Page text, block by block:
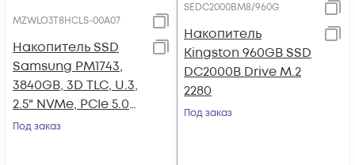
MZWLO3T8HCLS-00A07
Накопитель SSD
Samsung PM1743,
3840GB, 3D TLC, U.3,
2.5" NVMe, PCIe 5.0
x4
Под заказ
SEDC2000BM8/960G
Накопитель
Kingston 960GB SSD
DC2000B Drive M.2
2280
Под заказ